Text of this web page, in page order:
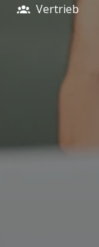
Vertrieb